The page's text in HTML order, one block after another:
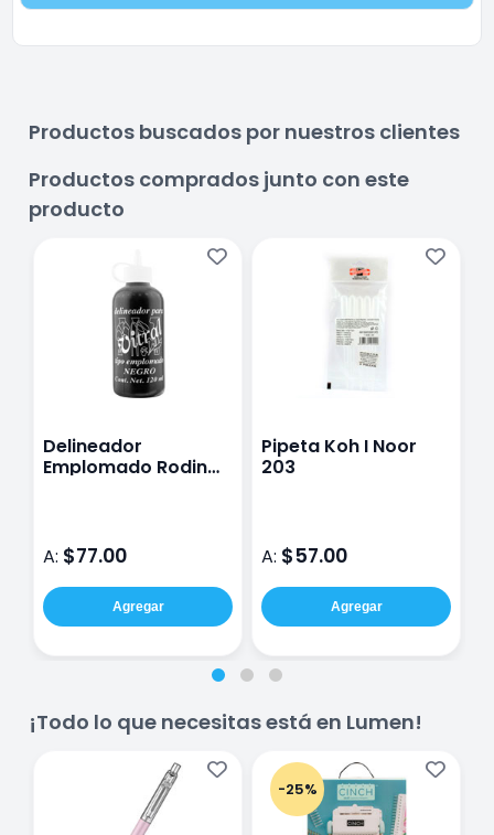
Productos buscados por nuestros clientes
Productos comprados junto con este
producto
Delineador
Emplomado Rodin
A: $77.00
Agregar
Pipeta Koh I Noor
203
A: $57.00
Agregar
¡Todo lo que necesitas está en Lumen!
-25%